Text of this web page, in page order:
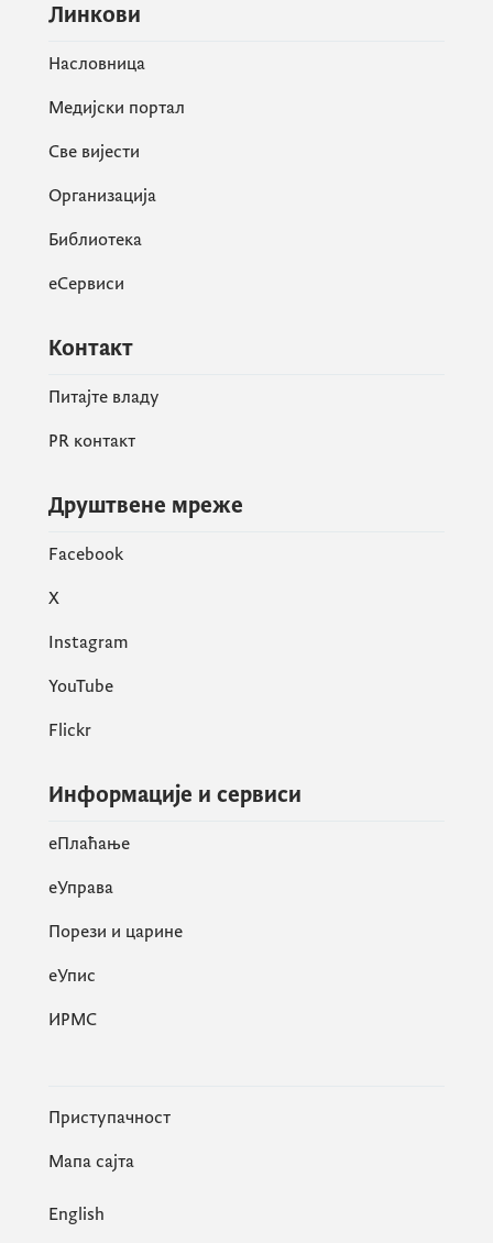
Линкови
Насловница
Медијски портал
Све вијести
Организација
Библиотека
еСервиси
Контакт
Питајте владу
PR контакт
Друштвене мреже
Facebook
X
Instagram
YouTube
Flickr
Информације и сервиси
eПлаћање
еУправа
Порези и царине
eУпис
ИРМС
Приступачност
Мапа сајта
English